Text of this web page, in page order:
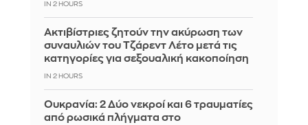
IN 2 HOURS
Ακτιβίστριες ζητούν την ακύρωση των
συναυλιών του Τζάρεντ Λέτο μετά τις
κατηγορίες για σεξουαλική κακοποίηση
IN 2 HOURS
Ουκρανία: 2 Δύο νεκροί και 6 τραυματίες
από ρωσικά πλήγματα στο